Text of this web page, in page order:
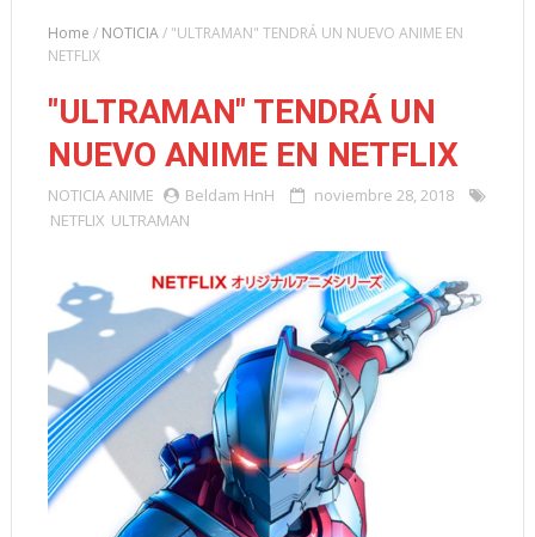
Home / NOTICIA/ "ULTRAMAN" TENDRÁ UN NUEVO ANIME EN
NETFLIX
"ULTRAMAN" TENDRÁ UN
NUEVO ANIME EN NETFLIX
NOTICIAANIME Beldam HnH
noviembre 28, 2018
NETFLIX ULTRAMAN